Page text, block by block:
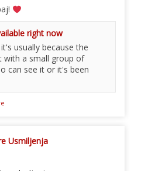
right now
usually because the
with a small group of
can see it or it's been
Usmiljenja